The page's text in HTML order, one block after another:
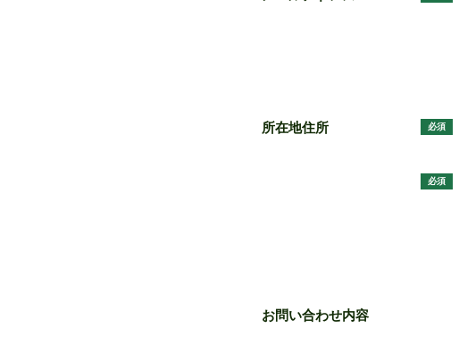
所在地住所 必須
必須
お問い合わせ内容